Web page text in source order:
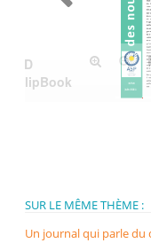
SUR LE MÊME THÈME :
Un journal qui parle du